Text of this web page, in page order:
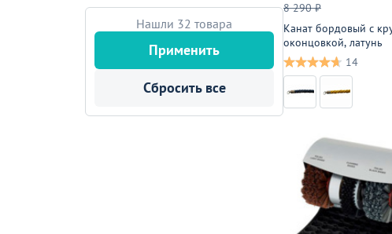
8 290 ₽
Канат бордовый с
оконцовкой, латунь
14
Нашли 32 товара
Применить
Сбросить все